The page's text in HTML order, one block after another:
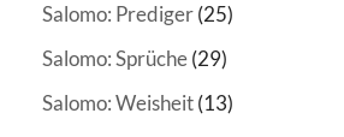
Salomo: Prediger(25)
Salomo: Sprüche(29)
Salomo: Weisheit(13)